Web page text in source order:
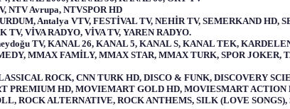
NTV Avrupa, NTVSPOR HD
Antalya VTV, FESTİVAL TV, NEHİR TV, SEMERKAND HD,
TV, VİVA RADYO, VİVA TV, YAREN RADYO.
TV, KANAL 26, KANAL 5, KANAL S, KANAL TEK,
MMAX FAMİLY, MMAX STAR, MMAX TURK, SPOR JOKER,
ROCK, CNN TURK HD, DISCO & FUNK, DISCOVERY
PREMIUM HD, MOVIEMART GOLD HD, MOVIESMART
ROCK ALTERNATIVE, ROCK ANTHEMS, SILK (LOVE SONGS),